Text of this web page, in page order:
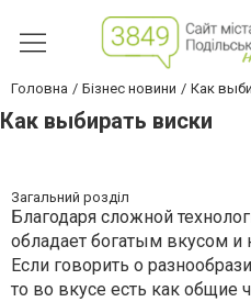
Головна Бізнес новини Как
Как выбирать виски
Загальний розділ
Благодаря сложной
обладает богатым вкусом
Если говорить о
то во вкусе есть как общие